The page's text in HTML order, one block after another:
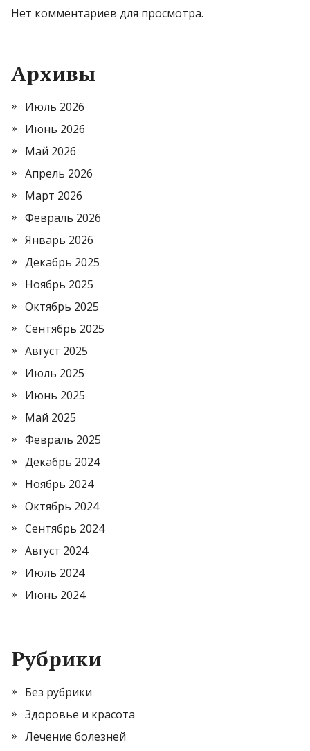
Нет комментариев для просмотра.
Архивы
Июль 2026
Июнь 2026
Май 2026
Апрель 2026
Март 2026
Февраль 2026
Январь 2026
Декабрь 2025
Ноябрь 2025
Октябрь 2025
Сентябрь 2025
Август 2025
Июль 2025
Июнь 2025
Май 2025
Февраль 2025
Декабрь 2024
Ноябрь 2024
Октябрь 2024
Сентябрь 2024
Август 2024
Июль 2024
Июнь 2024
Рубрики
Без рубрики
Здоровье и красота
Лечение болезней